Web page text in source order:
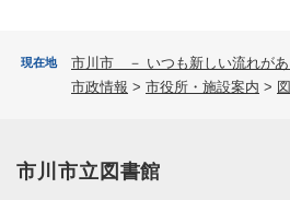
現在地 市川市 － いつも新しい流れがあ
市政情報 > 市役所・施設案内 >
市川市立図書館